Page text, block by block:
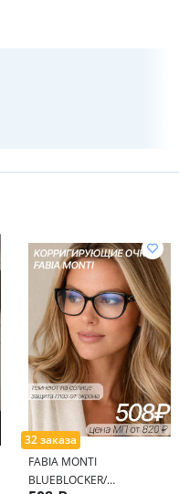
FABIA MONTI
BLUEBLOCKER/